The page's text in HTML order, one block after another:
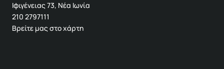
Ιφιγένειας 73, Νέα Ιωνία
210 2797111
Βρείτε μας στο χάρτη